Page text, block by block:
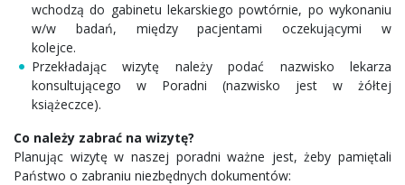
wchodzą do gabinetu lekarskiego powtórnie, po wykonaniu
w/w badań, między pacjentami oczekującymi w
Przekładając wizytę należy podać nazwisko lekarza
konsultującego w Poradni (nazwisko jest w żółtej
książeczce).
Co należy zabrać na wizytę?
Planując wizytę w naszej poradni ważne jest, żeby pamiętali
Państwo o zabraniu niezbędnych dokumentów: